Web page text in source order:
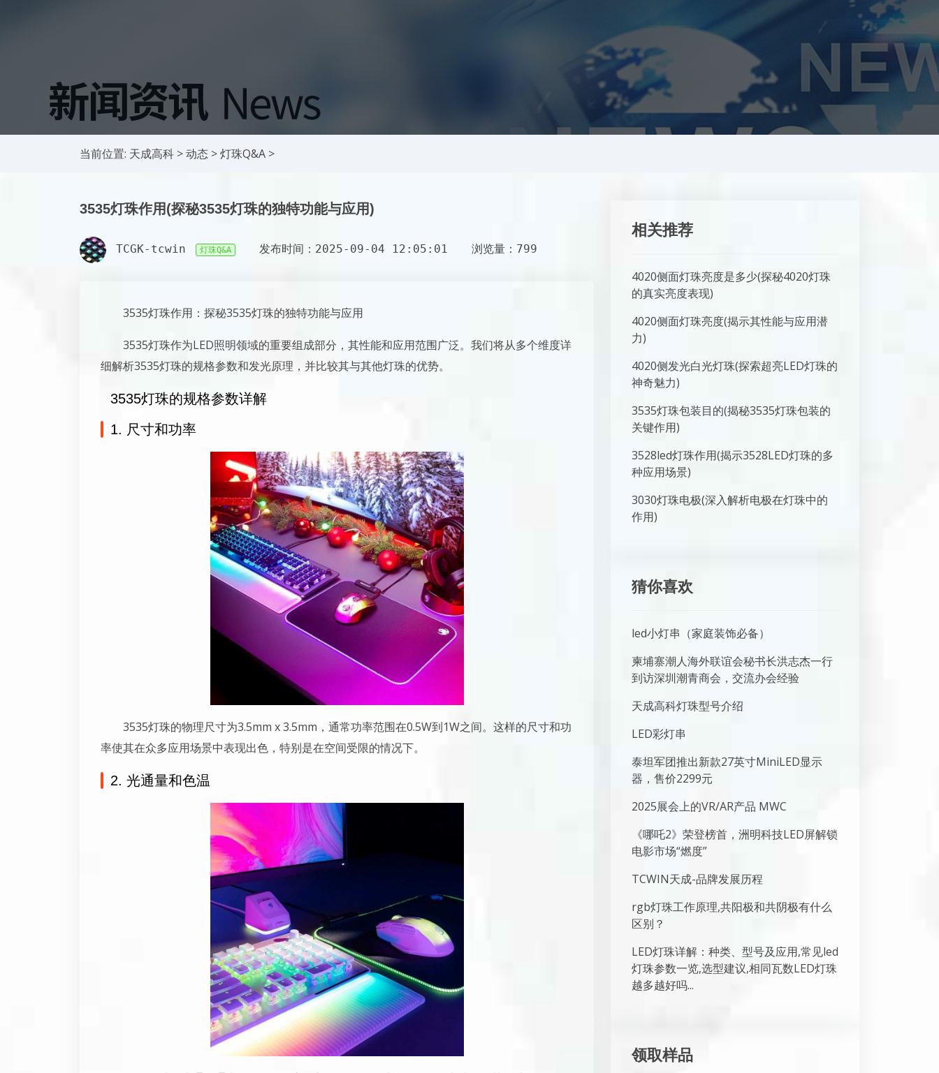
当前位置: 天成高科 >动态 >灯珠Q&A >
3535灯珠作用(探秘3535灯珠的独特功能与应用)
TCGK-tcwin 灯珠Q&A 发布时间：2025-09-04 12:05:01 浏览量：799
3535灯珠作用：探秘3535灯珠的独特功能与应用
3535灯珠作为LED照明领域的重要组成部分，其性能和应用范围广泛。我们将从多个维度详
细解析3535灯珠的规格参数和发光原理，并比较其与其他灯珠的优势。
3535灯珠的规格参数详解
1. 尺寸和功率
3535灯珠的物理尺寸为3.5mm x 3.5mm，通常功率范围在0.5W到1W之间。这样的尺寸和功
率使其在众多应用场景中表现出色，特别是在空间受限的情况下。
2. 光通量和色温
相关推荐
4020侧面灯珠亮度是多少(探秘4020灯珠
的真实亮度表现)
4020侧面灯珠亮度(揭示其性能与应用潜
力)
4020侧发光白光灯珠(探索超亮LED灯珠的
神奇魅力)
3535灯珠包装目的(揭秘3535灯珠包装的
关键作用)
3528led灯珠作用(揭示3528LED灯珠的多
种应用场景)
3030灯珠电极(深入解析电极在灯珠中的
作用)
猜你喜欢
led小灯串（家庭装饰必备）
柬埔寨潮人海外联谊会秘书长洪志杰一行
到访深圳潮青商会，交流办会经验
天成高科灯珠型号介绍
LED彩灯串
泰坦军团推出新款27英寸MiniLED显示
器，售价2299元
2025展会上的VR/AR产品 MWC
《哪吒2》荣登榜首，洲明科技LED屏解锁
电影市场“燃度”
TCWIN天成-品牌发展历程
rgb灯珠工作原理,共阳极和共阴极有什么
区别？
LED灯珠详解：种类、型号及应用,常见led
灯珠参数一览,选型建议,相同瓦数LED灯珠
越多越好吗...
领取样品